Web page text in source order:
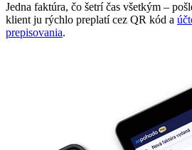
Jedna faktúra, čo šetrí čas všetkým –
klient ju rýchlo preplatí cez QR kód a
prepisovania.